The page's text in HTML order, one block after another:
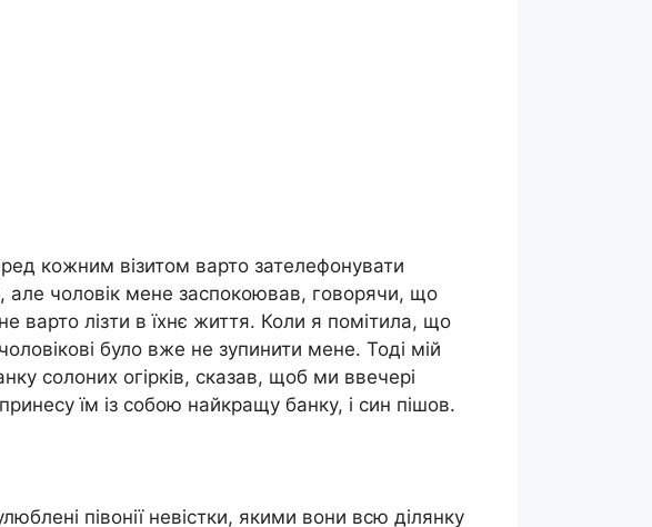
кожним візитом варто зателефонувати
але чоловік мене заспокоював, говорячи, що
варто лізти в їхнє життя. Коли я помітила, що
було вже не зупинити мене. Тоді мій
солоних огірків, сказав, щоб ми ввечері
їм із собою найкращу банку, і син пішов.
півонії невістки, якими вони всю ділянку